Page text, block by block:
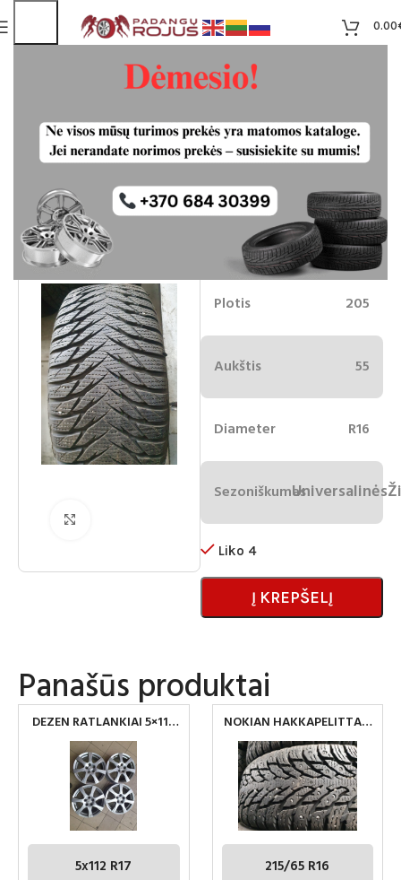
0.00
Goodyear 205/55R16 ziemines
padangos
-10%
Spustelėkite norėdami padidinti
50.00€
45.00€
Liko 4
Plotis 205
Aukštis 55
Diameter R16
SezoniškumasUniversalinės
Liko 4
Į KREPŠELĮ
Panašūs produktai
DEZEN RATLANKIAI 5×112
R17
5x112 R17
NOKIAN HAKKAPELITTA 9
215/65 R16
215/65 R16